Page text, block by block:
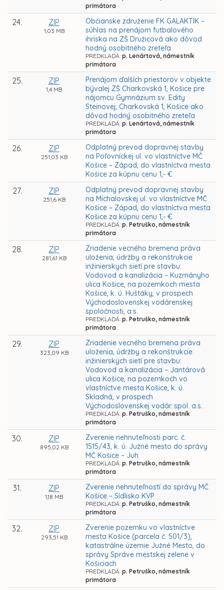
primátora
24. ZIP
1,03 MB
Občianske združenie FK GALAKTIK –
súhlas na prenájom futbalového
ihriska na ZŠ Družicová ako dôvod
hodný osobitného zreteľa
PREDKLADÁ: p. Lenártová, námestník
primátora
25. ZIP
1,4 MB
Prenájom ďalších priestorov v objekte
bývalej ZŠ Charkovská 1, Košice pre
nájomcu Gymnázium sv. Edity
Steinovej, Charkovská 1, Košice ako
dôvod hodný osobitného zreteľa
PREDKLADÁ: p. Lenártová, námestník
primátora
26. ZIP
251,03 KB
Odplatný prevod dopravnej stavby
na Poľovníckej ul. vo vlastníctve MČ
Košice – Západ, do vlastníctva mesta
Košice za kúpnu cenu 1,- €
27. ZIP
251,6 KB
Odplatný prevod dopravnej stavby
na Michalovskej ul. vo vlastníctve MČ
Košice – Západ, do vlastníctva mesta
Košice za kúpnu cenu 1,- €
PREDKLADÁ: p. Petruško, námestník
primátora
28. ZIP
281,61 KB
Zriadenie vecného bremena práva
uloženia, údržby a rekonštrukcie
inžinierskych sietí pre stavbu:
Vodovod a kanalizácia – Kuzmányho
ulica Košice, na pozemkoch mesta
Košice, k. ú. Huštáky, v prospech
Východoslovenskej vodárenskej
spoločnosti, a.s.
PREDKLADÁ: p. Petruško, námestník
primátora
29. ZIP
323,09 KB
Zriadenie vecného bremena práva
uloženia, údržby a rekonštrukcie
inžinierskych sietí pre stavbu:
Vodovod a kanalizácia – Jantárová
ulica Košice, na pozemkoch vo
vlastníctve mesta Košice, k. ú.
Skladná, v prospech
Východoslovenskej vodár. spol. a.s.
PREDKLADÁ: p. Petruško, námestník
primátora
30. ZIP
895,02 KB
Zverenie nehnuteľnosti parc. č.
1515/43, k. ú. Južné mesto do správy
MČ Košice – Juh
PREDKLADÁ: p. Petruško, námestník
primátora
31. ZIP
1,18 MB
Zverenie nehnuteľností do správy MČ
Košice – Sídlisko KVP
PREDKLADÁ: p. Petruško, námestník
primátora
32. ZIP
293,51 KB
Zverenie pozemku vo vlastníctve
mesta Košice (parcela č. 501/3),
katastrálne územie Južné Mesto, do
správy Správe mestskej zelene v
Košiciach
PREDKLADÁ: p. Petruško, námestník
primátora